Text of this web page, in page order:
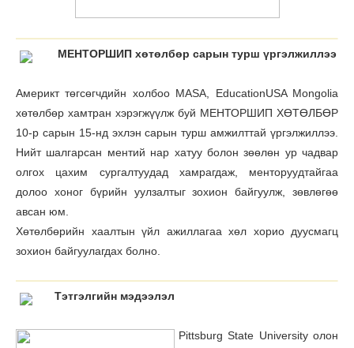
МЕНТОРШИП хөтөлбөр сарын турш үргэлжиллээ
Америкт төгсөгчдийн холбоо MASA, EducationUSA Mongolia
хөтөлбөр хамтран хэрэгжүүлж буй МЕНТОРШИП ХӨТӨЛБӨР
10-р сарын 15-нд эхлэн сарын турш амжилттай үргэлжиллээ.
Нийт шалгарсан ментий нар хатуу болон зөөлөн ур чадвар
олгох цахим сургалтуудад хамрагдаж, менторуудтайгаа
долоо хоног бүрийн уулзалтыг зохион байгуулж, зөвлөгөө
авсан юм.
Хөтөлбөрийн хаалтын үйл ажиллагаа хөл хорио дуусмагц
зохион байгуулагдах болно.
Тэтгэлгийн мэдээлэл
Pittsburg State University олон